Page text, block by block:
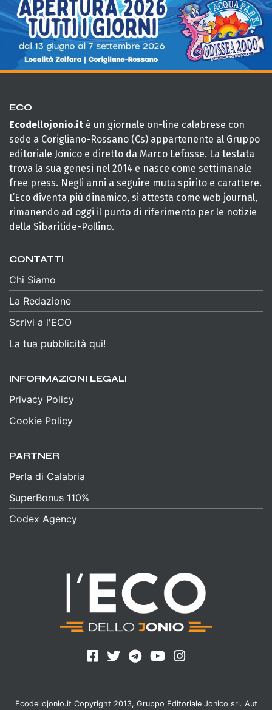
ECO
Ecodellojonio.it è un giornale on-line calabrese con
sede a Corigliano-Rossano (Cs) appartenente al Gruppo
editoriale Jonico e diretto da Marco Lefosse. La testata
trova la sua genesi nel 2014 e nasce come settimanale
free press. Negli anni a seguire muta spirito e carattere.
L’Eco diventa più dinamico, si attesta come web journal,
rimanendo ad oggi il punto di riferimento per le notizie
della Sibaritide-Pollino.
CONTATTI
Chi Siamo
La Redazione
Scrivi a l'ECO
La tua pubblicità qui!
INFORMAZIONI LEGALI
Privacy Policy
Cookie Policy
PARTNER
Perla di Calabria
SuperBonus 110%
Codex Agency
Ecodellojonio.it Copyright 2013, Gruppo Editoriale Jonico srl. Aut